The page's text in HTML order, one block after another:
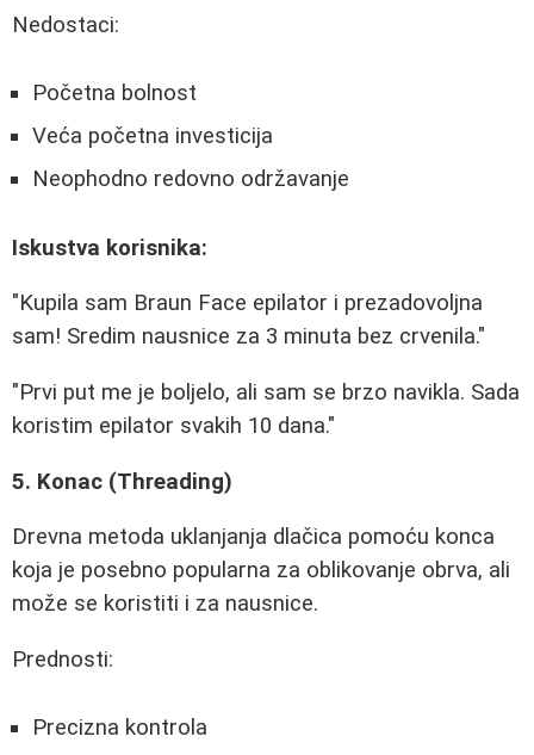
Nedostaci:
Početna bolnost
Veća početna investicija
Neophodno redovno održavanje
Iskustva korisnika:
"Kupila sam Braun Face epilator i prezadovoljna
sam! Sredim nausnice za 3 minuta bez crvenila."
"Prvi put me je boljelo, ali sam se brzo navikla. Sada
koristim epilator svakih 10 dana."
5. Konac (Threading)
Drevna metoda uklanjanja dlačica pomoću konca
koja je posebno popularna za oblikovanje obrva, ali
može se koristiti i za nausnice.
Prednosti:
Precizna kontrola